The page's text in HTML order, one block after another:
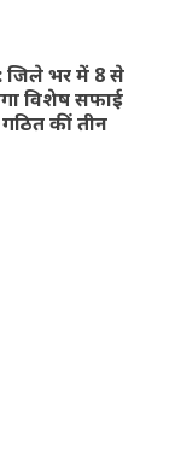
भर में 8 से
विशेष सफाई
कीं तीन